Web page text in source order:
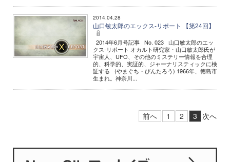
2014.04.28
山口敏太郎のエックス-リポート 【第24回】
2014年6月号記事 No. 023 山口敏太郎のエッ
クス-リポート オカルト研究家・山口敏太郎氏が
宇宙人、UFO、その他のミステリー情報を合理
的、科学的、実証的、ジャーナリスティックに検
証する (やまぐち・びんたろう) 1966年、徳島市
生まれ。神奈川...
前へ 1 2 3 次へ